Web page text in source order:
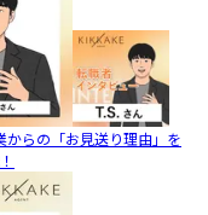
らの「お見送り理由」を